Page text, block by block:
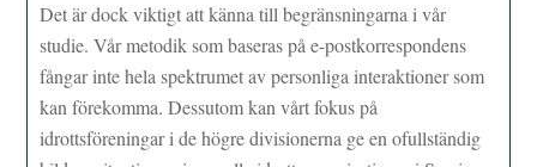
Det är dock viktigt att känna till begränsningarna i vår
studie. Vår metodik som baseras på e-postkorrespondens
fångar inte hela spektrumet av personliga interaktioner som
kan förekomma. Dessutom kan vårt fokus på
idrottsföreningar i de högre divisionerna ge en ofullständig